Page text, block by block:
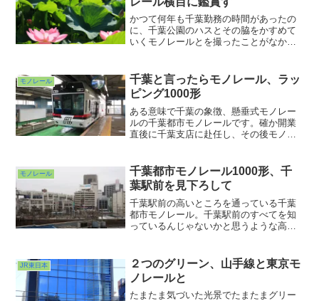
ったのでハス撮影は一旦終了。
かつて何年も千葉勤務の時間があったの
に、千葉公園のハスとその脇をかすめて
いくモノレールとを撮ったことがなかっ
まつりが始まる前日でした。ご存知のよ
うに、ハスの花は日の出頃から開き始め
午前中に満開となり、
モノレール
千葉と言ったらモノレール、ラッ
ピング1000形
ある意味で千葉の象徴、懸垂式モノレー
ルの千葉都市モノレールです。確か開業
直後に千葉支店に赴任し、その後モノレ
が職場のエリアに含まれることが何度か
ありました。モノレール見て...
モノレール
千葉都市モノレール1000形、千
葉駅前を見下ろして
千葉駅前の高いところを通っている千葉
都市モノレール。千葉駅前のすべてを知
っているんじゃないかと思うような高み
す。変化前を見るなら今・・・なんです
が・・・
JR東日本
２つのグリーン、山手線と東京モ
ノレールと
たまたま気づいた光景でたまたまグリー